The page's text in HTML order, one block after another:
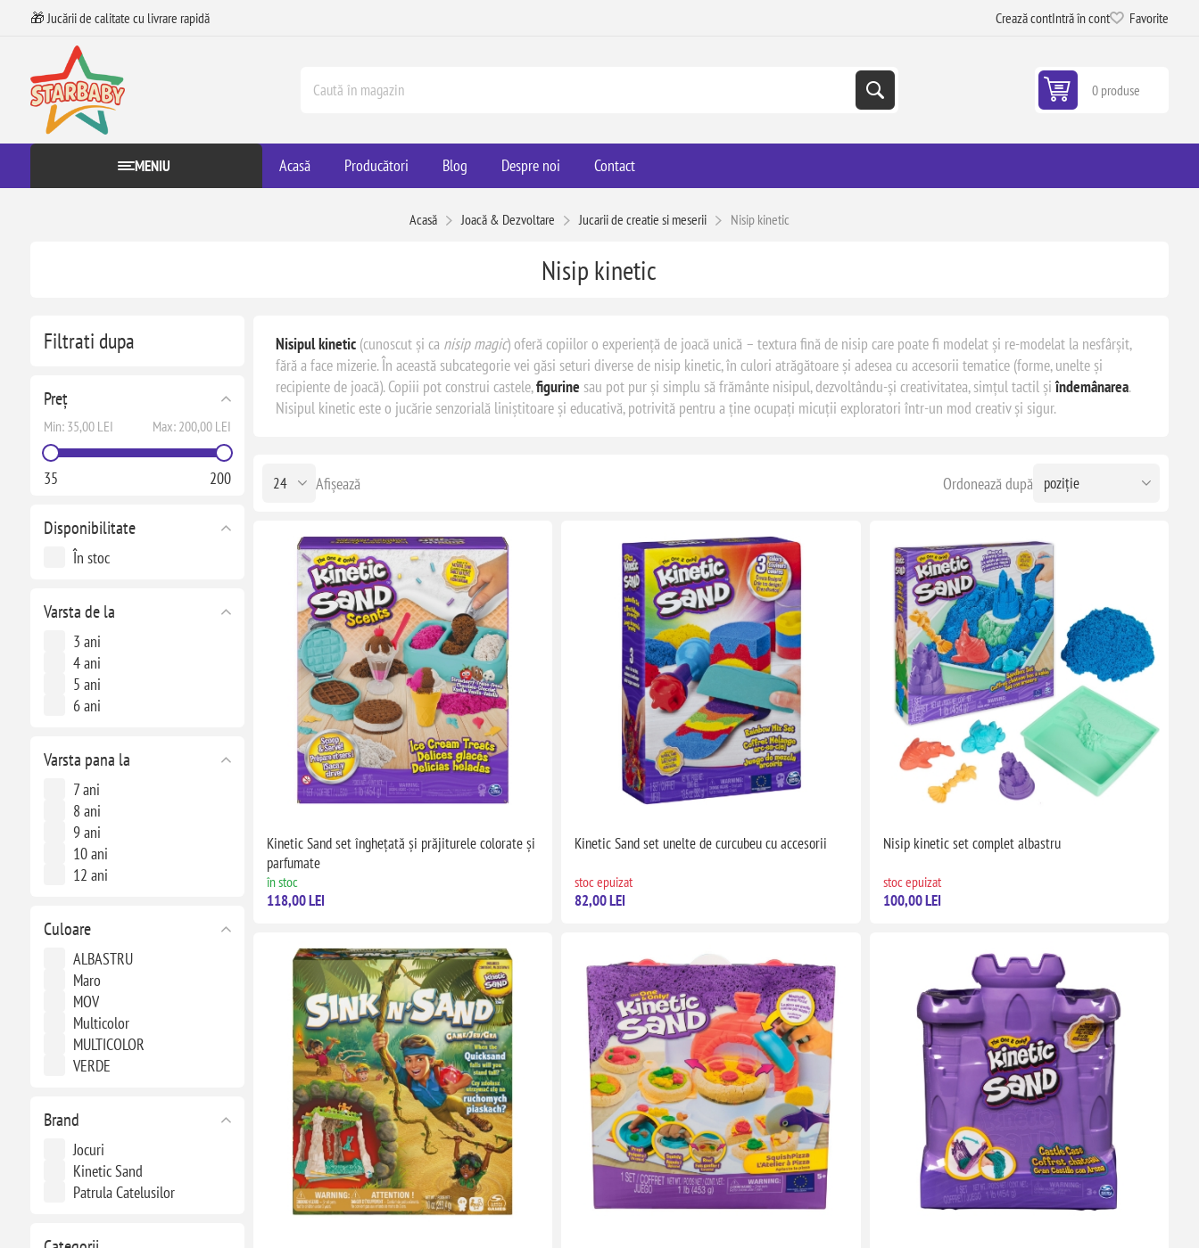
🎁 Jucării de calitate cu livrare rapidă Crează contIntră în cont Favorite
0 produse
MENIU Acasă Producători Blog Despre noi Contact
Acasă Joacă & Dezvoltare Jucarii de creatie si meserii Nisip kinetic
Filtrati dupa
Preț
Min: 35,00 LEI Max: 200,00 LEI
35 200
Disponibilitate
În stoc
Varsta de la
3 ani
4 ani
5 ani
6 ani
Varsta pana la
7 ani
8 ani
9 ani
10 ani
12 ani
Culoare
ALBASTRU
Maro
MOV
Multicolor
MULTICOLOR
VERDE
Brand
Jocuri
Kinetic Sand
Patrula Catelusilor
Nisip kinetic
Nisipul kinetic(cunoscut și ca nisip magic) oferă copiilor o experiență de joacă unică – textura fină de nisip care poate fi modelat și re-modelat la nesfârșit,
fără a face mizerie. În această subcategorie vei găsi seturi diverse de nisip kinetic, în culori atrăgătoare și adesea cu accesorii tematice (forme, unelte și
recipiente de joacă). Copiii pot construi castele,figurine sau pot pur și simplu să frământe nisipul, dezvoltându-și creativitatea, simțul tactil șiîndemânarea.
Nisipul kinetic este o jucărie senzorială liniștitoare și educativă, potrivită pentru a ține ocupați micuții exploratori într-un mod creativ și sigur.
Ordonează după
Afișează
Kinetic Sand set înghețată și prăjiturele colorate și
parfumate
în stoc
118,00 LEI
Kinetic Sand set unelte de curcubeu cu accesorii
stoc epuizat
82,00 LEI
Nisip kinetic set complet albastru
stoc epuizat
100,00 LEI